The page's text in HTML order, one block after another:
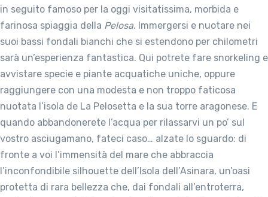
in seguito famoso per la oggi visitatissima, morbida e
farinosa spiaggia della Pelosa. Immergersi e nuotare nei
suoi bassi fondali bianchi che si estendono per chilometri
sarà un’esperienza fantastica. Qui potrete fare snorkeling e
avvistare specie e piante acquatiche uniche, oppure
raggiungere con una modesta e non troppo faticosa
nuotata l’isola de La Pelosetta e la sua torre aragonese. E
quando abbandonerete l’acqua per rilassarvi un po’ sul
vostro asciugamano, fateci caso… alzate lo sguardo: di
fronte a voi l’immensità del mare che abbraccia
l’inconfondibile silhouette dell’Isola dell’Asinara, un’oasi
protetta di rara bellezza che, dai fondali all’entroterra,